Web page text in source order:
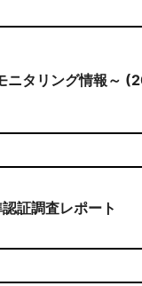
タリング情報～
証調査レポート